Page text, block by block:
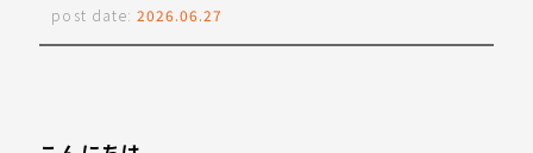
post date: 2026.06.27